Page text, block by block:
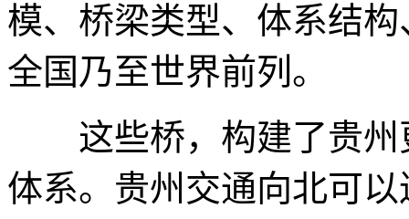
模、桥梁类型、体系结
全国乃至世界前列。
这些桥，构建了贵州
体系。贵州交通向北可